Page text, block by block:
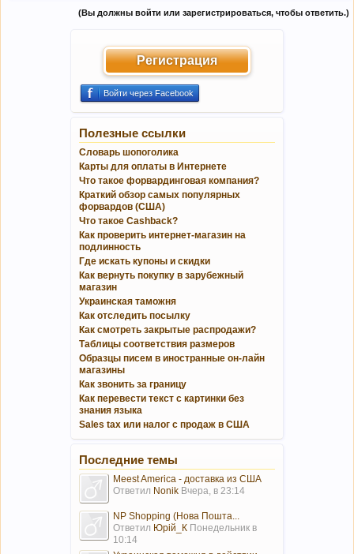
(Вы должны войти или зарегистрироваться, чтобы ответить.)
Регистрация
Войти через Facebook
Полезные ссылки
Словарь шопоголика
Карты для оплаты в Интернете
Что такое форвардинговая компания?
Краткий обзор самых популярных
форвардов (США)
Что такое Cashback?
Как проверить интернет-магазин на
подлинность
Где искать купоны и скидки
Как вернуть покупку в зарубежный
магазин
Украинская таможня
Как отследить посылку
Как смотреть закрытые распродажи?
Таблицы соответствия размеров
Образцы писем в иностранные он-лайн
магазины
Как звонить за границу
Как перевести текст с картинки без
знания языка
Sales tax или налог с продаж в США
Последние темы
Meest America - доставка из США
Ответил Nonik Вчера, в 23:14
NP Shopping (Нова Пошта...
Ответил Юрій_К Понедельник в
10:14